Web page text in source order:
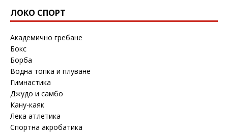
ЛОКО СПОРТ
Академично гребане
Бокс
Борба
Водна топка и плуване
Гимнастика
Джудо и самбо
Кану-каяк
Лека атлетика
Спортна акробатика